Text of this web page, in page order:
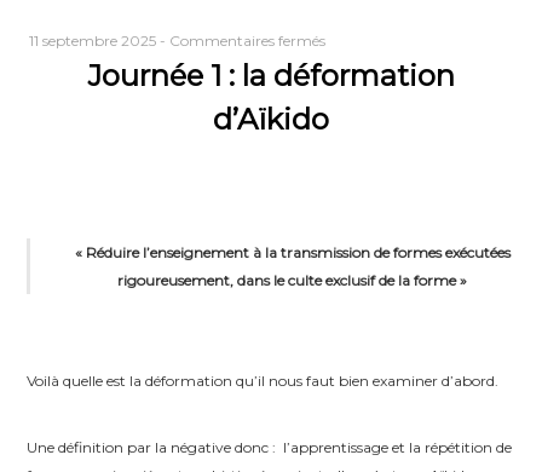
11 septembre 2025 - Commentaires ferméssur
Journée
:
Journée 1 : la déformation
d’Aïkido
« Réduire l’enseignement à la transmission de formes exécutées
rigoureusement, dans le culte exclusif de la forme »
Voilà quelle est la déformation qu’il nous faut bien examiner d’abord.
Une définition par la négative donc : l’apprentissage et la répétition de